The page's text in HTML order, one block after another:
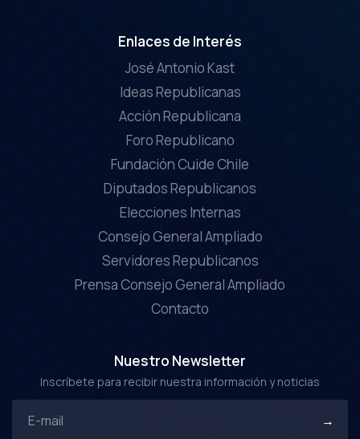
Enlaces de Interés
José Antonio Kast
Ideas Republicanas
Acción Republicana
Foro Republicano
Fundación Cuide Chile
Diputados Republicanos
Elecciones Internas
Consejo General Ampliado
Servidores Republicanos
Prensa Consejo General Ampliado
Contacto
Nuestro Newsletter
Inscríbete para recibir nuestra información y noticias